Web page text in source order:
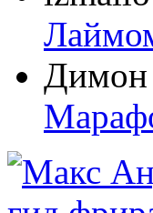
Димон